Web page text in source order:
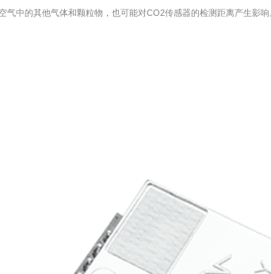
气中的其他气体和颗粒物，也可能对CO2传感器的检测距离产生影